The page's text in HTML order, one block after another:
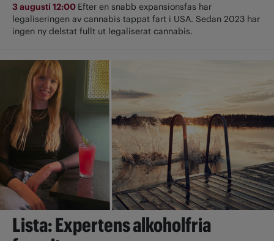
3 augusti 12:00 Efter en snabb expansionsfas har
legaliseringen av cannabis tappat fart i USA. Sedan 2023 har
ingen ny delstat fullt ut ­legaliserat cannabis.
Lista: Expertens alkoholfria